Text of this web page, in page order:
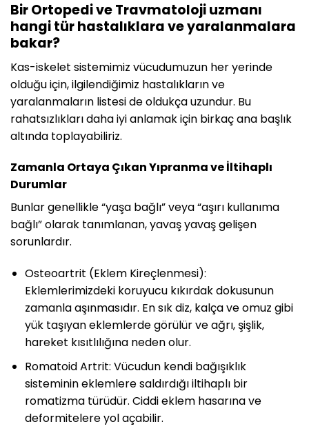
Bir Ortopedi ve Travmatoloji uzmanı
hangi tür hastalıklara ve yaralanmalara
bakar?
Kas-iskelet sistemimiz vücudumuzun her yerinde
olduğu için, ilgilendiğimiz hastalıkların ve
yaralanmaların listesi de oldukça uzundur. Bu
rahatsızlıkları daha iyi anlamak için birkaç ana başlık
altında toplayabiliriz.
Zamanla Ortaya Çıkan Yıpranma ve İltihaplı
Durumlar
Bunlar genellikle “yaşa bağlı” veya “aşırı kullanıma
bağlı” olarak tanımlanan, yavaş yavaş gelişen
sorunlardır.
Osteoartrit (Eklem Kireçlenmesi):
Eklemlerimizdeki koruyucu kıkırdak dokusunun
zamanla aşınmasıdır. En sık diz, kalça ve omuz gibi
yük taşıyan eklemlerde görülür ve ağrı, şişlik,
hareket kısıtlılığına neden olur.
Romatoid Artrit: Vücudun kendi bağışıklık
sisteminin eklemlere saldırdığı iltihaplı bir
romatizma türüdür. Ciddi eklem hasarına ve
deformitelere yol açabilir.